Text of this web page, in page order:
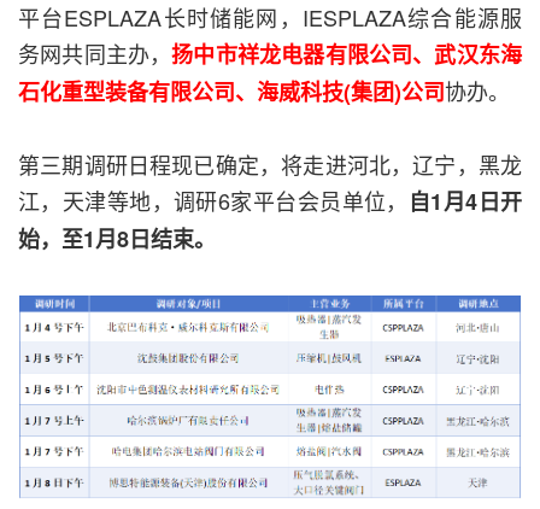
平台ESPLAZA长时储能网，IESPLAZA综合能源服
务网共同主办，扬中市祥龙电器有限公司、武汉东海
石化重型装备有限公司、海威科技(集团)公司协办。
第三期调研日程现已确定，将走进河北，辽宁，黑龙
江，天津等地，调研6家平台会员单位，
自1月4日开
始，至1月8日结束。